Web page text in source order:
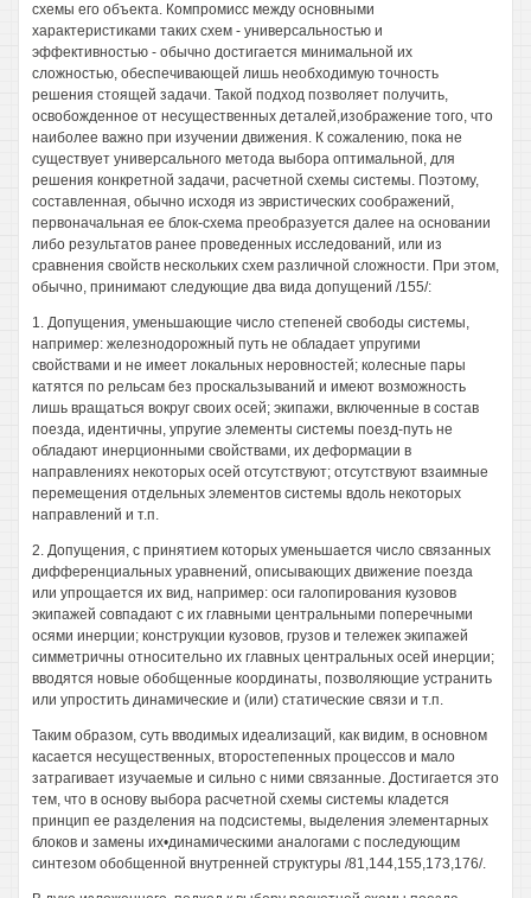
схемы его объекта. Компромисс между основными
характеристиками таких схем - универсальностью и
эффективностью - обычно достигается минимальной их
сложностью, обеспечивающей лишь необходимую точность
решения стоящей задачи. Такой подход позволяет получить,
освобожденное от несущественных деталей,изображение того, что
наиболее важно при изучении движения. К сожалению, пока не
существует универсального метода выбора оптимальной, для
решения конкретной задачи, расчетной схемы системы. Поэтому,
составленная, обычно исходя из эвристических соображений,
первоначальная ее блок-схема преобразуется далее на основании
либо результатов ранее проведенных исследований, или из
сравнения свойств нескольких схем различной сложности. При этом,
обычно, принимают следующие два вида допущений /155/:
1. Допущения, уменьшающие число степеней свободы системы,
например: железнодорожный путь не обладает упругими
свойствами и не имеет локальных неровностей; колесные пары
катятся по рельсам без проскальзываний и имеют возможность
лишь вращаться вокруг своих осей; экипажи, включенные в состав
поезда, идентичны, упругие элементы системы поезд-путь не
обладают инерционными свойствами, их деформации в
направлениях некоторых осей отсутствуют; отсутствуют взаимные
перемещения отдельных элементов системы вдоль некоторых
направлений и т.п.
2. Допущения, с принятием которых уменьшается число связанных
дифференциальных уравнений, описывающих движение поезда
или упрощается их вид, например: оси галопирования кузовов
экипажей совпадают с их главными центральными поперечными
осями инерции; конструкции кузовов, грузов и тележек экипажей
симметричны относительно их главных центральных осей инерции;
вводятся новые обобщенные координаты, позволяющие устранить
или упростить динамические и (или) статические связи и т.п.
Таким образом, суть вводимых идеализаций, как видим, в основном
касается несущественных, второстепенных процессов и мало
затрагивает изучаемые и сильно с ними связанные. Достигается это
тем, что в основу выбора расчетной схемы системы кладется
принцип ее разделения на подсистемы, выделения элементарных
блоков и замены их•динамическими аналогами с последующим
синтезом обобщенной внутренней структуры /81,144,155,173,176/.